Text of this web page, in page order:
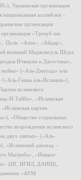
Украинская организация
национальная ассамблея –
организация
«Тризуб им.
Полк «Азов», «Айдар»,
военный Маджлисуль Шура
Ичкерии и Дагестана»,
война» («Аль-Джихад» или
Гамаа аль-Исламия»),
исламского
И-Тайба», «Исламская
партия
«Общество социальных
возрождения исламского
двух святых» («Аль-
«Исламский джихад –
Магриба», «Имарат
(ИГ, ИГИЛ, ДАИШ),
«АУМ